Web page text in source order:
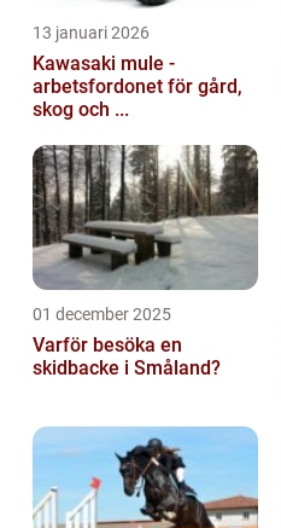
13 januari 2026
Kawasaki mule -
arbetsfordonet för gård,
skog och ...
01 december 2025
Varför besöka en
skidbacke i Småland?